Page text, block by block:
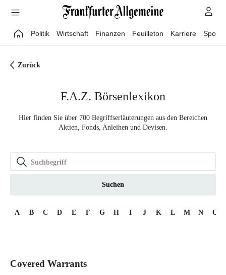
Direkt zum Hauptinhalt
Politik Wirtschaft Finanzen Feuilleton Karriere Sport
Zurück
F.A.Z. Börsenlexikon
Hier finden Sie über 700 Begriffserläuterungen aus den Bereichen
Aktien, Fonds, Anleihen und Devisen.
Suchen
A B C D E F G H I J K L M N O
Covered Warrants